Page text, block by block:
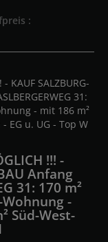
!!! -
Anfang
31: 170 m²
-
Süd-West-